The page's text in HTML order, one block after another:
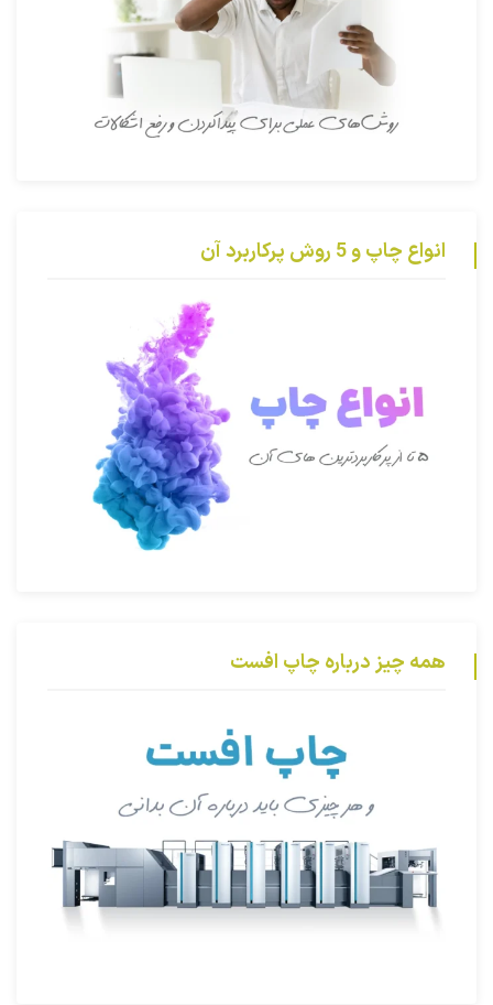
انواع چاپ و 5 روش پرکاربرد آن
همه چیز درباره چاپ افست